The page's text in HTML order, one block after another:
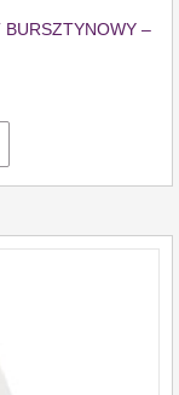
BURSZTYNOWY –